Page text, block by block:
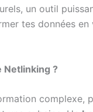
un outil
tes données
Netlinking ?
complexe,